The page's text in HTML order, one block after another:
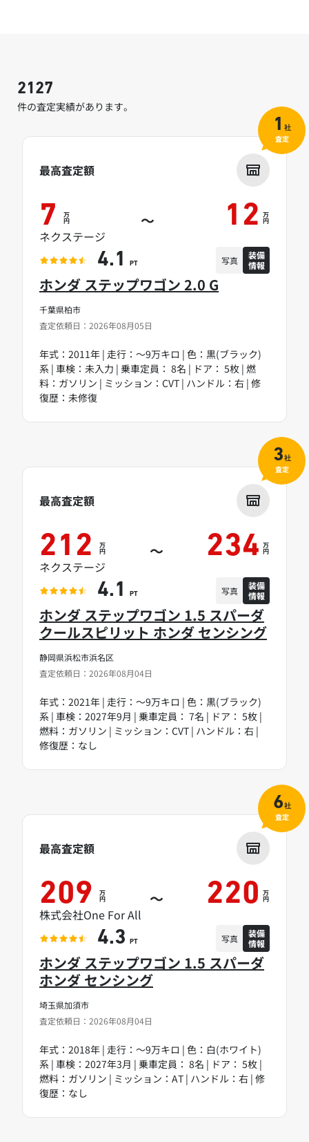
2127
件の査定実績があります。
千葉県柏市
査定依頼日：2026年08月05日
ホンダ ステップワゴン 2.0 G
年式：2011年 | 走行：～9万キロ | 色：黒(ブラック)
系 | 車検：未入力 | 乗車定員： 8名 | ドア： 5枚 | 燃
料：ガソリン | ミッション：CVT | ハンドル：右 | 修
復歴：未修復
最高査定額
7 万
円 ～ 12 万
円
ネクステージ
4.1 PT 写真
装備
情報
1 社
査定
静岡県浜松市浜名区
査定依頼日：2026年08月04日
ホンダ ステップワゴン 1.5 スパーダ
クールスピリット ホンダ センシング
年式：2021年 | 走行：～9万キロ | 色：黒(ブラック)
系 | 車検：2027年9月 | 乗車定員： 7名 | ドア： 5枚 |
燃料：ガソリン | ミッション：CVT | ハンドル：右 |
修復歴：なし
最高査定額
212 万
円 ～ 234 万
円
ネクステージ
4.1 PT 写真
装備
情報
3社
査定
埼玉県加須市
査定依頼日：2026年08月04日
ホンダ ステップワゴン 1.5 スパーダ
ホンダ センシング
年式：2018年 | 走行：～9万キロ | 色：白(ホワイト)
系 | 車検：2027年3月 | 乗車定員： 8名 | ドア： 5枚 |
燃料：ガソリン | ミッション：AT | ハンドル：右 | 修
復歴：なし
最高査定額
209 万
円 ～ 220 万
円
株式会社One For All
4.3 PT 写真
装備
情報
6社
査定